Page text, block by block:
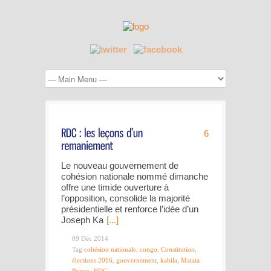
6
Le nouveau gouvernement de
cohésion nationale nommé dimanche
offre une timide ouverture à
l’opposition, consolide la majorité
présidentielle et renforce l’idée d’un
Joseph Ka [...]
09 Déc 2014
Tag cohésion nationale congo Constitution
élections 2016 gouvernement kabila Matata